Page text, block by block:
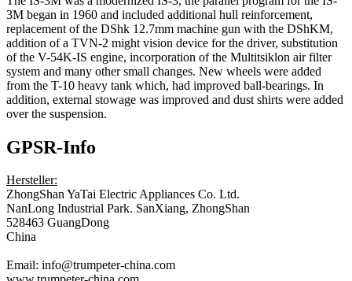
3M began in 1960 and included additional hull reinforcement,
replacement of the DShk 12.7mm machine gun with the DShKM,
addition of a TVN-2 might vision device for the driver, substitution
of the V-54K-IS engine, incorporation of the Multitsiklon air filter
system and many other small changes. New wheels were added
from the T-10 heavy tank which, had improved ball-bearings. In
addition, external stowage was improved and dust shirts were added
over the suspension.
GPSR-Info
Hersteller:
ZhongShan YaTai Electric Appliances Co. Ltd.
NanLong Industrial Park. SanXiang, ZhongShan
528463 GuangDong
China
Email: info@trumpeter-china.com